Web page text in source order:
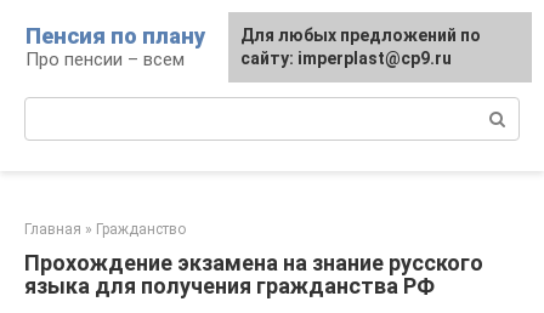
контенту
Пенсия по плану
Про пенсии – всем
Главная » Гражданство
Прохождение экзамена на знание русского
языка для получения гражданства РФ
Для любых предложений по
сайту: imperplast@cp9.ru